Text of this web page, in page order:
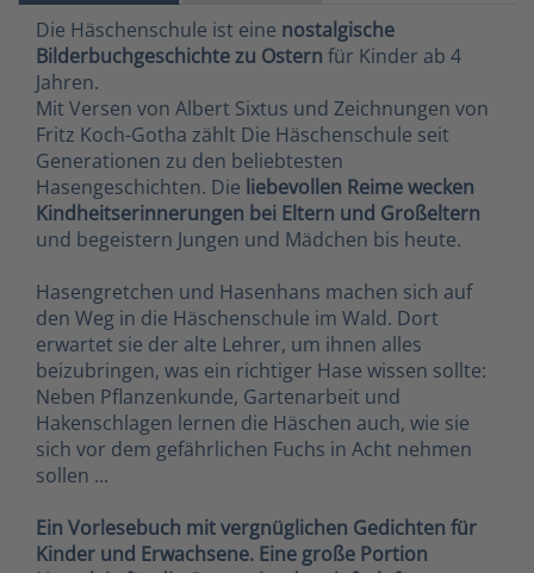
Die Häschenschule ist eine nostalgische
Bilderbuchgeschichte zu Ostern für Kinder ab 4
Jahren.
Mit Versen von Albert Sixtus und Zeichnungen von
Fritz Koch-Gotha zählt Die Häschenschule seit
Generationen zu den beliebtesten
Hasengeschichten. Die liebevollen Reime wecken
Kindheitserinnerungen bei Eltern und Großeltern
und begeistern Jungen und Mädchen bis heute.
Hasengretchen und Hasenhans machen sich auf
den Weg in die Häschenschule im Wald. Dort
erwartet sie der alte Lehrer, um ihnen alles
beizubringen, was ein richtiger Hase wissen sollte:
Neben Pflanzenkunde, Gartenarbeit und
Hakenschlagen lernen die Häschen auch, wie sie
sich vor dem gefährlichen Fuchs in Acht nehmen
sollen ...
Ein Vorlesebuch mit vergnüglichen Gedichten für
Kinder und Erwachsene. Eine große Portion